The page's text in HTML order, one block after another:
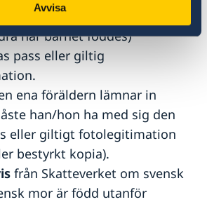
Avvisa
(om ni föräldrar inte var gifta
när barnet föddes)
pass eller giltig
ena föräldern lämnar in
han/hon ha med sig den
eller giltigt fotolegitimation
bestyrkt kopia).
från Skatteverket om svensk
mor är född utanför